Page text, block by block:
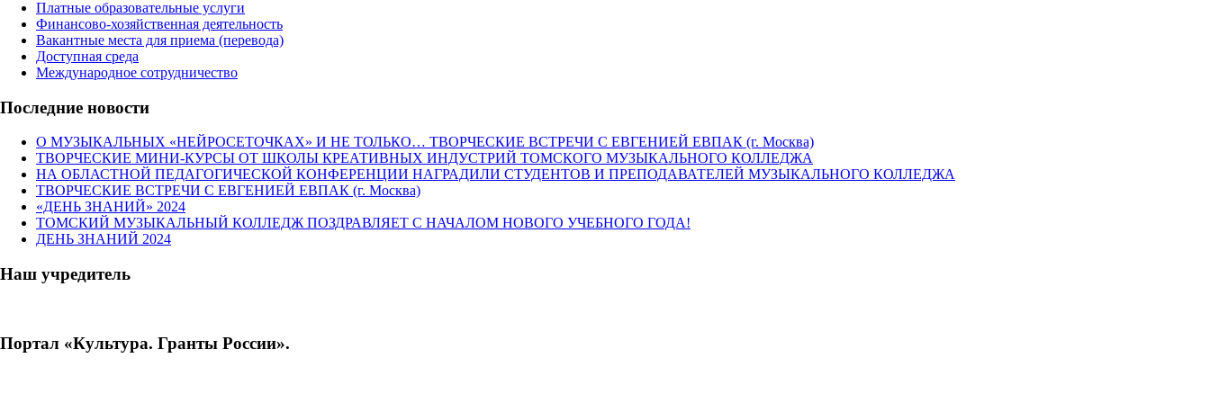
Платные образовательные услуги
Финансово-хозяйственная деятельность
Вакантные места для приема (перевода)
Доступная среда
Международное сотрудничество
Последние новости
О МУЗЫКАЛЬНЫХ «НЕЙРОСЕТОЧКАХ» И НЕ ТОЛЬКО… ТВОРЧЕСКИЕ ВСТРЕЧИ С ЕВГЕНИЕЙ ЕВПАК (г. Москва)
ТВОРЧЕСКИЕ МИНИ-КУРСЫ ОТ ШКОЛЫ КРЕАТИВНЫХ ИНДУСТРИЙ ТОМСКОГО МУЗЫКАЛЬНОГО КОЛЛЕДЖА
НА ОБЛАСТНОЙ ПЕДАГОГИЧЕСКОЙ КОНФЕРЕНЦИИ НАГРАДИЛИ СТУДЕНТОВ И ПРЕПОДАВАТЕЛЕЙ МУЗЫКАЛЬНОГО КОЛЛЕДЖА
ТВОРЧЕСКИЕ ВСТРЕЧИ С ЕВГЕНИЕЙ ЕВПАК (г. Москва)
«ДЕНЬ ЗНАНИЙ» 2024
ТОМСКИЙ МУЗЫКАЛЬНЫЙ КОЛЛЕДЖ ПОЗДРАВЛЯЕТ С НАЧАЛОМ НОВОГО УЧЕБНОГО ГОДА!
ДЕНЬ ЗНАНИЙ 2024
Наш учредитель
Портал «Культура. Гранты России».